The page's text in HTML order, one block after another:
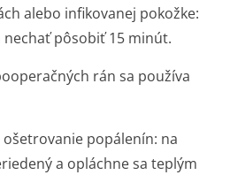
alebo infikovanej pokožke:
nechať pôsobiť 15 minút.
rán sa používa
popálenín: na
a opláchne sa teplým